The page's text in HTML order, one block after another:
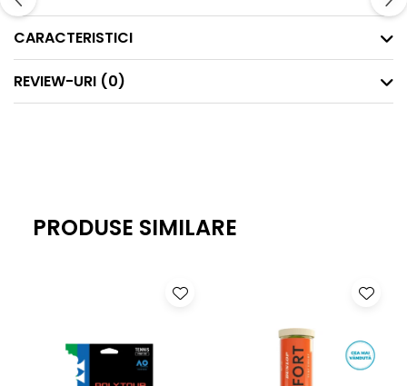
- Spatele din tesatura aerisita.
- Bretele elastice confortabile.
- Elastic clasic Mons Royale sub bust.
CARACTERISTICI
REVIEW-URI (0)
PRODUSE SIMILARE